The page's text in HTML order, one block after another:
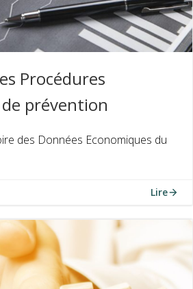
Procédures
prévention
des Données Economiques du
Lire